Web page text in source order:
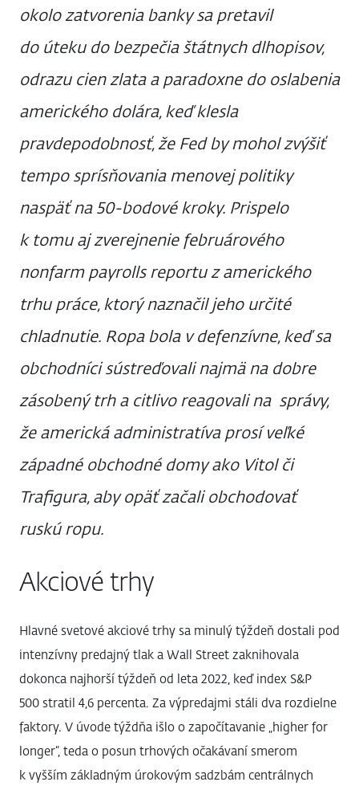
okolo zatvorenia banky sa pretavil
do úteku do bezpečia štátnych dlhopisov,
odrazu cien zlata a paradoxne do oslabenia
amerického dolára, keď klesla
pravdepodobnosť, že Fed by mohol zvýšiť
tempo sprísňovania menovej politiky
naspäť na 50-bodové kroky. Prispelo
k tomu aj zverejnenie februárového
nonfarm payrolls reportu z amerického
trhu práce, ktorý naznačil jeho určité
chladnutie. Ropa bola v defenzívne, keď sa
obchodníci sústreďovali najmä na dobre
zásobený trh a citlivo reagovali na správy,
že americká administratíva prosí veľké
západné obchodné domy ako Vitol či
Trafigura, aby opäť začali obchodovať
ruskú ropu.
Akciové trhy
Hlavné svetové akciové trhy sa minulý týždeň dostali pod
intenzívny predajný tlak a Wall Street zaknihovala
dokonca najhorší týždeň od leta 2022, keď index S&P
500 stratil 4,6 percenta. Za výpredajmi stáli dva rozdielne
faktory. V úvode týždňa išlo o započítavanie „higher for
longer“, teda o posun trhových očakávaní smerom
k vyšším základným úrokovým sadzbám centrálnych